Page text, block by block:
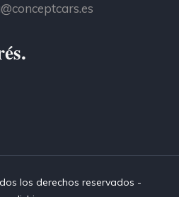
los derechos reservados -